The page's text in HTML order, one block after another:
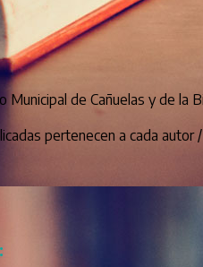
de Cañuelas y de la
pertenecen a cada